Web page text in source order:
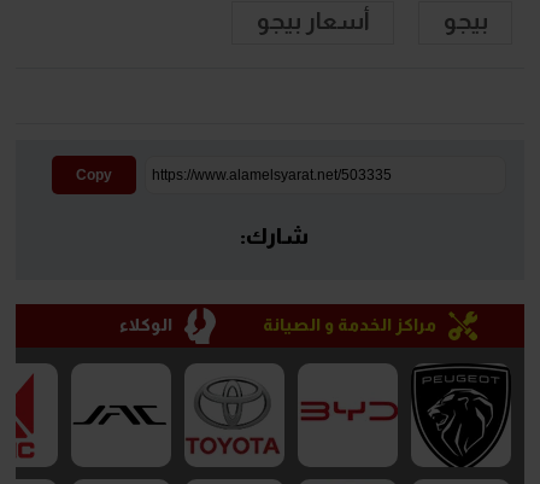
بيجو أسعار بيجو
Copy
شارك:
مراكز الخدمة و الصيانة الوكلاء